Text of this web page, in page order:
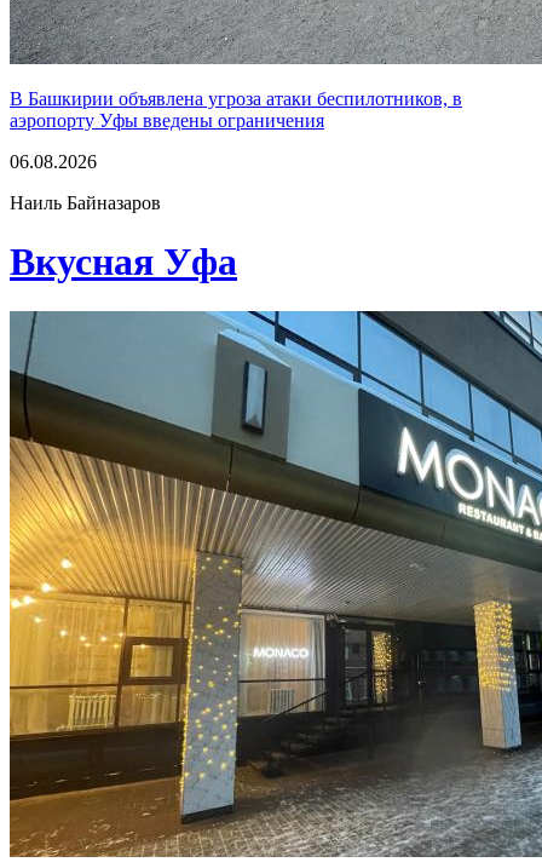
В Башкирии объявлена угроза атаки беспилотников, в
аэропорту Уфы введены ограничения
06.08.2026
Наиль Байназаров
Вкусная Уфа